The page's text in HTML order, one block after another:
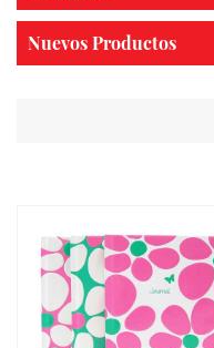
Nuevos Productos